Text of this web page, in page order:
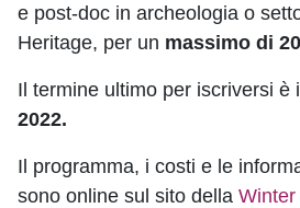
e post-doc in archeologia o
Heritage, per un massimo di
Il termine ultimo per iscriversi è
2022.
Il programma, i costi e le
sono online sul sito della Winter